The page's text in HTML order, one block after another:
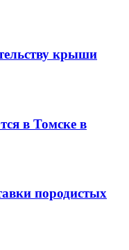
крыши
в Томске в
породистых